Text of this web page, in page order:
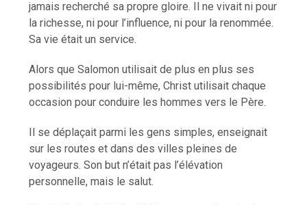
jamais recherché sa propre gloire. Il ne vivait ni pour
la richesse, ni pour l’influence, ni pour la renommée.
Sa vie était un service.
Alors que Salomon utilisait de plus en plus ses
possibilités pour lui-même, Christ utilisait chaque
occasion pour conduire les hommes vers le Père.
Il se déplaçait parmi les gens simples, enseignait
sur les routes et dans des villes pleines de
voyageurs. Son but n’était pas l’élévation
personnelle, mais le salut.